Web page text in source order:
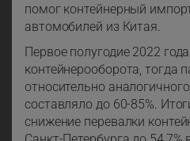
помог контейнерный
автомобилей из Китая.
Первое полугодие 2022
контейнерооборота, тогда
относительно
составляло до 60-85%.
снижение перевалки